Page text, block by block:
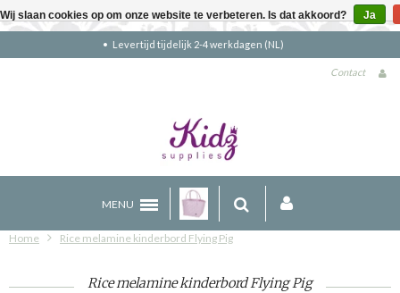
Gratis verzending boven €90 (NL)
Contact
MENU
Home Rice melamine kinderbord Flying Pig
Rice melamine kinderbord Flying Pig
Wij slaan cookies op om onze website te verbeteren. Is dat akkoord? Ja